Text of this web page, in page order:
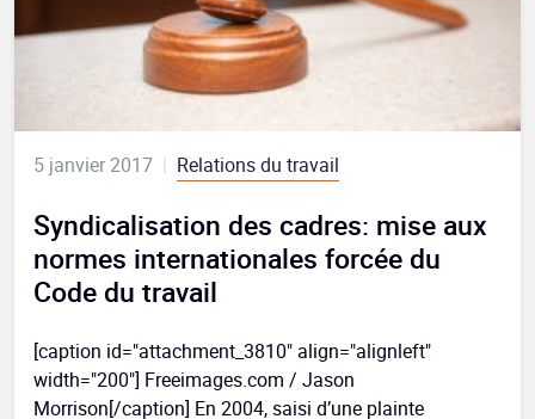
5 janvier 2017 Relations du travail
Syndicalisation des cadres: mise aux
normes internationales forcée du
Code du travail
[caption id="attachment_3810" align="alignleft"
width="200"] Freeimages.com / Jason
Morrison[/caption] En 2004, saisi d’une plainte